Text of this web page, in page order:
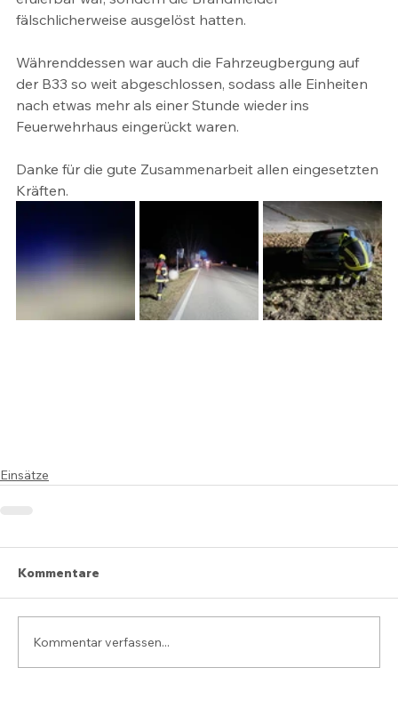
fälschlicherweise ausgelöst hatten.
Währenddessen war auch die Fahrzeugbergung auf
der B33 so weit abgeschlossen, sodass alle Einheiten
nach etwas mehr als einer Stunde wieder ins
Feuerwehrhaus eingerückt waren.
Danke für die gute Zusammenarbeit allen eingesetzten
Kräften.
Einsätze
Kommentare
Kommentar verfassen...